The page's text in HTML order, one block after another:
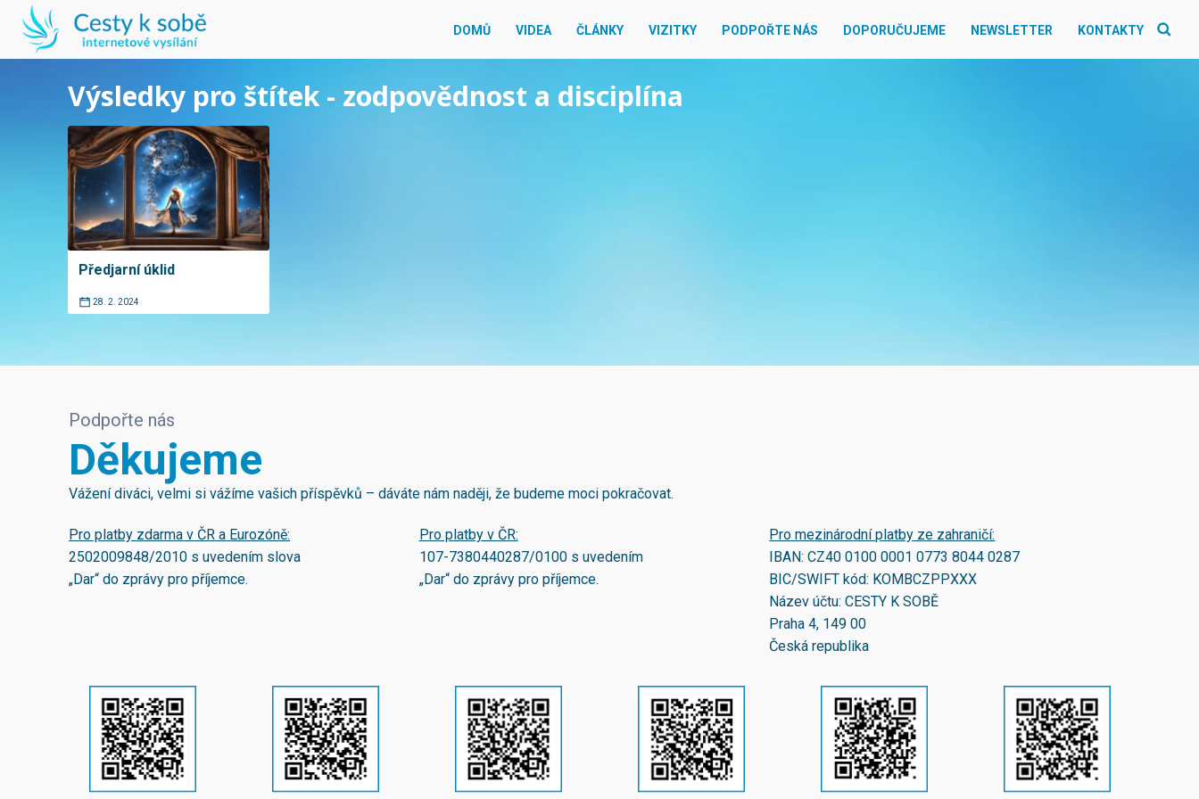
DOMŮ VIDEA ČLÁNKY VIZITKY PODPOŘTE NÁS DOPORUČUJEME NEWSLETTER KONTAKTY
Výsledky pro štítek - zodpovědnost a disciplína
Předjarní úklid
28. 2. 2024
Podpořte nás
Děkujeme
Vážení diváci, velmi si vážíme vašich příspěvků – dáváte nám naději, že budeme moci pokračovat.
Pro platby zdarma v ČR a Eurozóně:
2502009848/2010 s uvedením slova
„Dar“ do zprávy pro příjemce.
Pro platby v ČR:
107-7380440287/0100s uvedením
„Dar“ do zprávy pro příjemce.
Pro mezinárodní platby ze zahraničí:
IBAN:CZ40 0100 0001 0773 8044 0287
BIC/SWIFT kód: KOMBCZPPXXX
Název účtu: CESTY K SOBĚ
Praha 4, 149 00
Česká republika